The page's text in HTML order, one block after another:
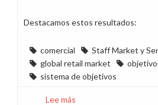
Destacamos estos resultados:
comercial
Staff Market y
global retail market
sistema de objetivos
Lee más